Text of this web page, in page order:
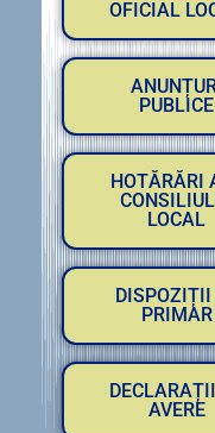
OFICIAL
PUBLICE
HOTĂRĂRI
LOCAL
DISPOZIȚII
PRIMAR
AVERE